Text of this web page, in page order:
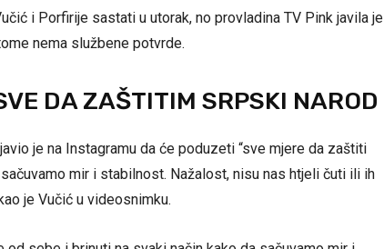
i Porfirije sastati u utorak, no provladina TV Pink javila je
nema službene potvrde.
DA ZAŠTITIM SRPSKI NAROD
je na Instagramu da će poduzeti “sve mjere da zaštiti
mir i stabilnost. Nažalost, nisu nas htjeli čuti ili ih
je Vučić u videosnimku.